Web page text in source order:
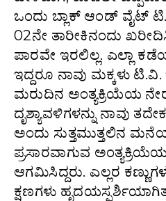
ಒಂದು ಬ್ಲಾಕ್ ಆಂಡ್ ವೈಟ್
02ನೇ ತಾರೀಕಿನಂದು
ಪಾರವೇ ಇರಲಿಲ್ಲ. ಎಲ್ಲಾ
ಇದ್ದರೂ ನಾವು ಮಕ್ಕಳು
ಮರುದಿನ ಅಂತ್ಯಕ್ರಿಯೆಯ
ದೃಶ್ಯಾವಳಿಗಳನ್ನು ನಾವು
ಅಂದು ಸುತ್ತಮುತ್ತಲಿನ
ಪ್ರಸಾರವಾಗುವ
ಆಗಮಿಸಿದ್ದರು. ಎಲ್ಲರ
ಕ್ಷಣಗಳು